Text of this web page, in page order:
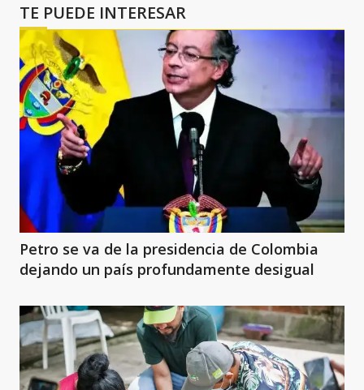
TE PUEDE INTERESAR
Petro se va de la presidencia de Colombia
dejando un país profundamente desigual